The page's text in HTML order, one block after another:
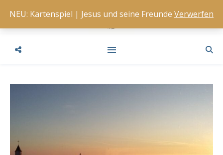
NEU: Kartenspiel | Jesus und seine Freunde Verwerfen